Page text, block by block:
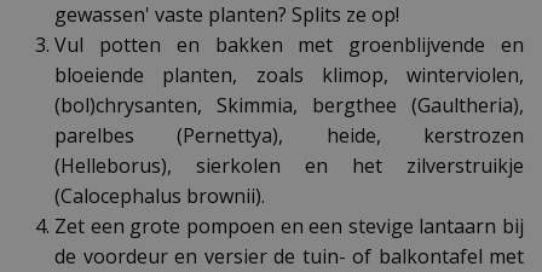
gewassen' vaste planten? Splits ze op!
Vul potten en bakken met groenblijvende en
bloeiende planten, zoals klimop, winterviolen,
(bol)chrysanten, Skimmia, bergthee (Gaultheria),
parelbes (Pernettya), heide, kerstrozen
(Helleborus), sierkolen en het zilverstruikje
(Calocephalus brownii).
Zet een grote pompoen en een stevige lantaarn bij
de voordeur en versier de tuin- of balkontafel met